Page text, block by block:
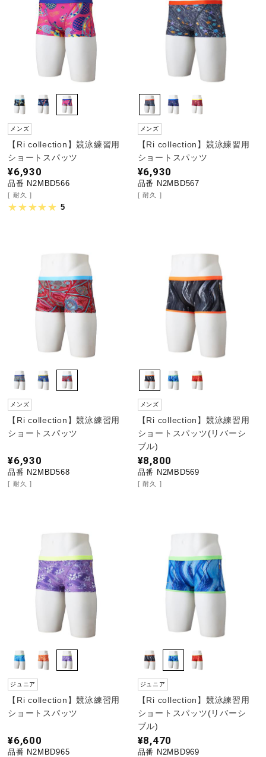
メンズ
【Ri collection】競泳練習用
ショートスパッツ
¥6,930
品番 N2MBD566
耐久
5
メンズ
【Ri collection】競泳練習用
ショートスパッツ
¥6,930
品番 N2MBD567
耐久
メンズ
【Ri collection】競泳練習用
ショートスパッツ
¥6,930
品番 N2MBD568
耐久
メンズ
【Ri collection】競泳練習用
ショートスパッツ(リバーシ
ブル)
¥8,800
品番 N2MBD569
耐久
ジュニア
【Ri collection】競泳練習用
ショートスパッツ
¥6,600
品番 N2MBD965
ジュニア
【Ri collection】競泳練習用
ショートスパッツ(リバーシ
ブル)
¥8,470
品番 N2MBD969